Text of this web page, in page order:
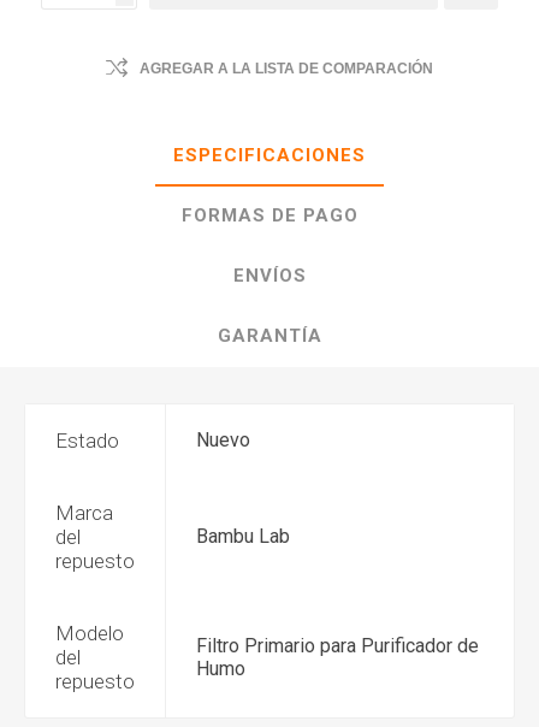
AGREGAR A LA LISTA DE COMPARACIÓN
ESPECIFICACIONES
FORMAS DE PAGO
ENVÍOS
GARANTÍA
Estado Nuevo
Marca
del
repuesto
Bambu Lab
Modelo
del
repuesto
Filtro Primario para Purificador de
Humo